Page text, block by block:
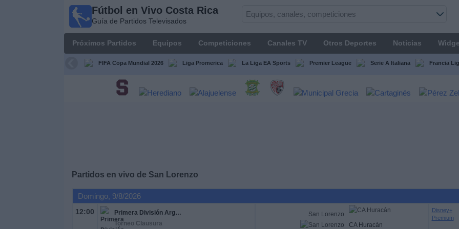
Fútbol en Vivo Costa Rica
Guía de Partidos Televisados
Próximos Partidos Equipos Competiciones Canales TV Otros Deportes Noticias
FIFA Copa Mundial 2026 Liga Promerica La Liga EA Sports Premier League Serie A Italiana Francia
Partidos en vivo de San Lorenzo
Domingo, 9/8/2026
12:00
Primera División Argentina
Torneo Clausura
San Lorenzo
CA Huracán
Disney+
Premium